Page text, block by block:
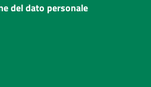
del dato personale